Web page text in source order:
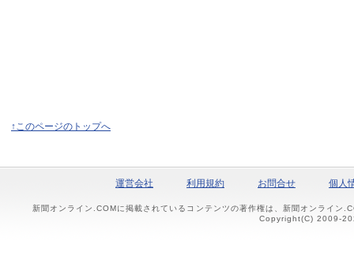
↑このページのトップへ
運営会社 利用規約 お問合せ 個人
新聞オンライン.COMに掲載されているコンテンツの著作権は、新聞オンライン
Copyright(C) 2009-